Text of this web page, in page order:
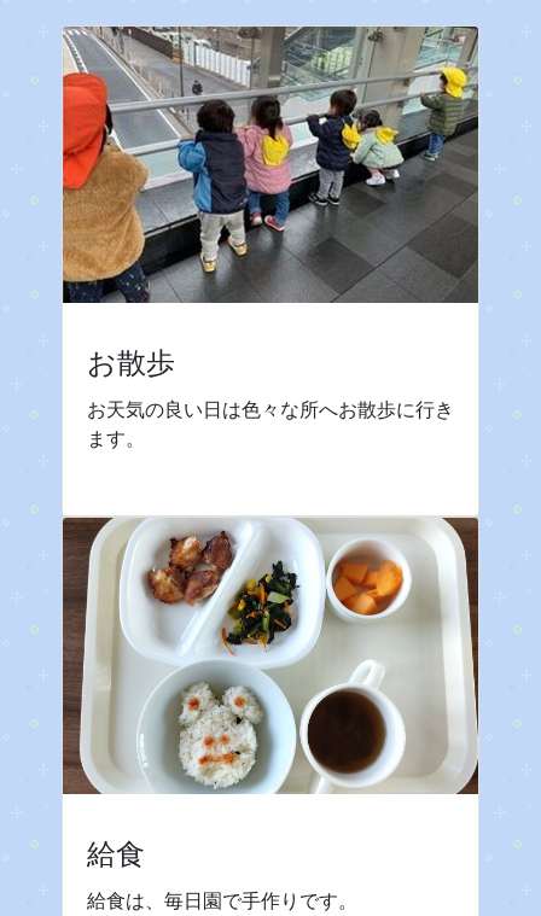
お散歩
お天気の良い日は色々な所へお散歩に行き
ます。
給食
給食は、毎日園で手作りです。